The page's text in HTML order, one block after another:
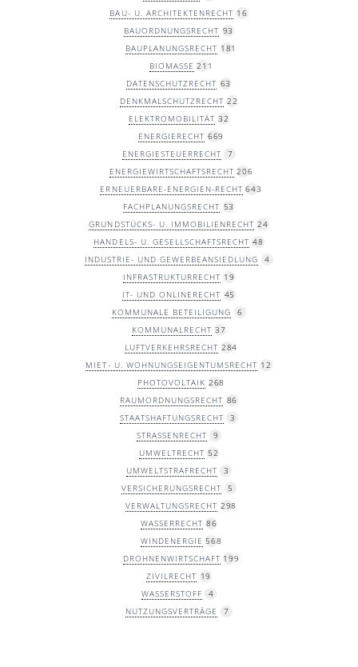
BAU- U. ARCHITEKTENRECHT 16
BAUORDNUNGSRECHT 93
BAUPLANUNGSRECHT 181
BIOMASSE 211
DATENSCHUTZRECHT 63
DENKMALSCHUTZRECHT 22
ELEKTROMOBILITÄT 32
ENERGIERECHT 669
ENERGIESTEUERRECHT
7
ENERGIEWIRTSCHAFTSRECHT 206
ERNEUERBARE-ENERGIEN-RECHT 643
FACHPLANUNGSRECHT 53
GRUNDSTÜCKS- U. IMMOBILIENRECHT 24
HANDELS- U. GESELLSCHAFTSRECHT 48
INDUSTRIE- UND GEWERBEANSIEDLUNG
4
INFRASTRUKTURRECHT 19
IT- UND ONLINERECHT 45
KOMMUNALE BETEILIGUNG
6
KOMMUNALRECHT 37
LUFTVERKEHRSRECHT 284
MIET- U. WOHNUNGSEIGENTUMSRECHT 12
PHOTOVOLTAIK 268
RAUMORDNUNGSRECHT 86
STAATSHAFTUNGSRECHT
3
STRASSENRECHT
9
UMWELTRECHT 52
UMWELTSTRAFRECHT
3
VERSICHERUNGSRECHT
5
VERWALTUNGSRECHT 298
WASSERRECHT 86
WINDENERGIE 568
DROHNENWIRTSCHAFT 199
ZIVILRECHT 19
WASSERSTOFF
4
NUTZUNGSVERTRÄGE
7